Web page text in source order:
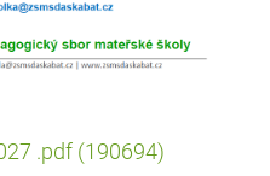
.pdf (190694)